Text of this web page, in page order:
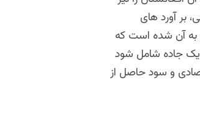
بر آورد های
به آن شده است که
یک جاده شامل شود
و سود حاصل از